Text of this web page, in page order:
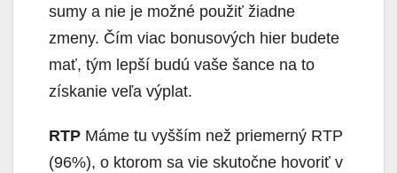
sumy a nie je možné použiť žiadne
zmeny. Čím viac bonusových hier budete
mať, tým lepší budú vaše šance na to
získanie veľa výplat.
RTP Máme tu vyšším než priemerný RTP
(96%), o ktorom sa vie skutočne hovoriť v